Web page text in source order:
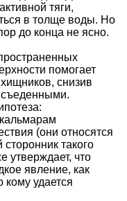
тяги,
в толще воды. Но
до конца не ясно.
помогает
снизив
съеденными.
(они относятся
такого
утверждает, что
явление, как
кому удается